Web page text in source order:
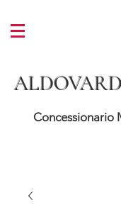
Concessionario